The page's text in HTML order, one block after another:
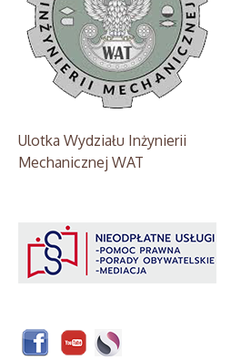
Ulotka Wydziału Inżynierii
Mechanicznej WAT